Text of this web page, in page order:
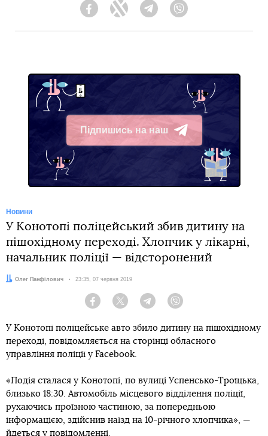
FacebookTwitter Telegram
Підпишись на наш
Telegram
Новини
У Конотопі поліцейський збив дитину на
пішохідному переході. Хлопчик у лікарні,
начальник поліції — відсторонений
Автор:
Олег Панфілович Дата:
23:35, 07 червня 2019
Facebook Twitter Telegram
У Конотопі поліцейське авто збило дитину на пішохідному
переході, повідомляється на сторінці обласного
управління поліції у Facebook.
«Подія сталася у Конотопі, по вулиці Успенсько-Троїцька,
близько 18:30. Автомобіль місцевого відділення поліції,
рухаючись проїзною частиною, за попередньою
інформацією, здійснив наїзд на 10-річного хлопчика», —
йдеться у повідомленні.